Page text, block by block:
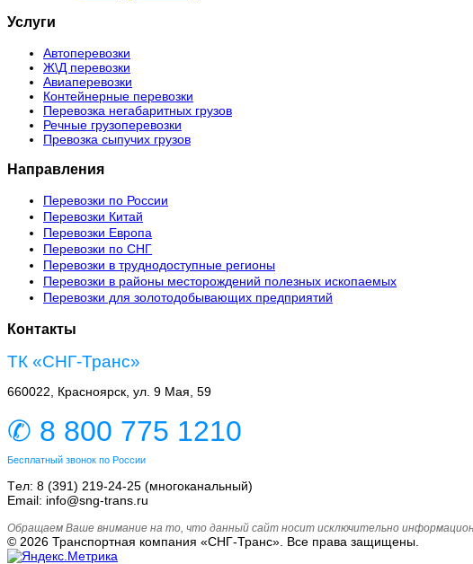
Услуги
Автоперевозки
Ж\Д перевозки
Авиаперевозки
Контейнерные перевозки
Перевозка негабаритных грузов
Речные грузоперевозки
Превозка сыпучих грузов
Направления
Перевозки по России
Перевозки Китай
Перевозки Европа
Перевозки по СНГ
Перевозки в труднодоступные регионы
Перевозки в районы месторождений полезных ископаемых
Перевозки для золотодобывающих предприятий
Контакты
ТК «СНГ-Транс»
660022, Красноярск, ул. 9 Мая, 59
✆ 8 800 775 1210
Бесплатный звонок по России
Tел: 8 (391) 219-24-25 (многоканальный)
Email: info@sng-trans.ru
Обращаем Ваше внимание на то, что данный сайт носит исключительно
© 2026 Транспортная компания «СНГ-Транс». Все права защищены.